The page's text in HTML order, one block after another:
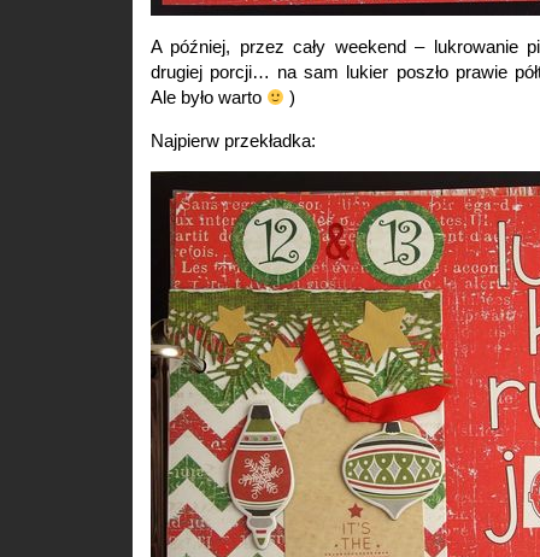
A później, przez cały weekend – lukrowanie
drugiej porcji… na sam lukier poszło prawie
Ale było warto
)
Najpierw przekładka: